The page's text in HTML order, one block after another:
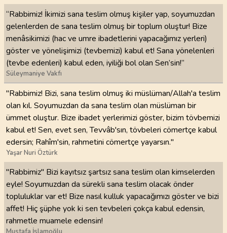
“Rabbimiz! İkimizi sana teslim olmuş kişiler yap, soyumuzdan
gelenlerden de sana teslim olmuş bir toplum oluştur! Bize
menâsikimizi (hac ve umre ibadetlerini yapacağımız yerleri)
göster ve yönelişimizi (tevbemizi) kabul et! Sana yönelenleri
(tevbe edenleri) kabul eden, iyiliği bol olan Sen’sin!”
Süleymaniye Vakfı
"Rabbimiz! Bizi, sana teslim olmuş iki müslüman/Allah'a teslim
olan kıl. Soyumuzdan da sana teslim olan müslüman bir
ümmet oluştur. Bize ibadet yerlerimizi göster, bizim tövbemizi
kabul et! Sen, evet sen, Tevvâb'sın, tövbeleri cömertçe kabul
edersin; Rahîm'sin, rahmetini cömertçe yayarsın."
Yaşar Nuri Öztürk
"Rabbimiz" Bizi kayıtsız şartsız sana teslim olan kimselerden
eyle! Soyumuzdan da sürekli sana teslim olacak önder
topluluklar var et! Bize nasıl kulluk yapacağımızı göster ve bizi
affet! Hiç şüphe yok ki sen tevbeleri çokça kabul edensin,
rahmetle muamele edensin!